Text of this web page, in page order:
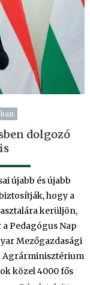
dolgozó
újabb és újabb
hogy a
kerüljön,
Pedagógus Nap
Mezőgazdasági
Agrárminisztérium
közel 4000 fős